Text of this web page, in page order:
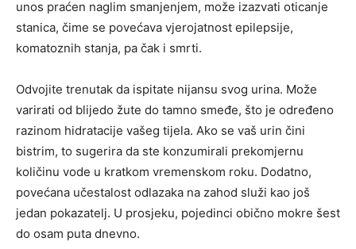
unos praćen naglim smanjenjem, može izazvati oticanje
stanica, čime se povećava vjerojatnost epilepsije,
komatoznih stanja, pa čak i smrti.
Odvojite trenutak da ispitate nijansu svog urina. Može
varirati od blijedo žute do tamno smeđe, što je određeno
razinom hidratacije vašeg tijela. Ako se vaš urin čini
bistrim, to sugerira da ste konzumirali prekomjernu
količinu vode u kratkom vremenskom roku. Dodatno,
povećana učestalost odlazaka na zahod služi kao još
jedan pokazatelj. U prosjeku, pojedinci obično mokre šest
do osam puta dnevno.